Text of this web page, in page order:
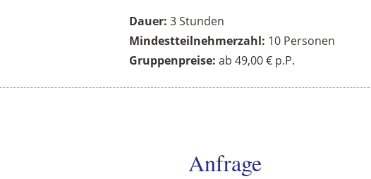
Dauer: 3 Stunden
Mindestteilnehmerzahl: 10 Personen
Gruppenpreise: ab 49,00 € p.P.
Anfrage